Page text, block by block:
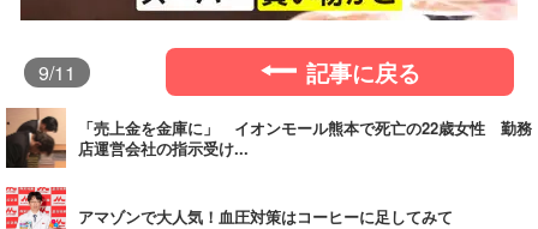
9/11 記事に戻る
「売上金を金庫に」 イオンモール熊本で死亡の22歳女性 勤務
店運営会社の指示受け...
アマゾンで大人気！血圧対策はコーヒーに足してみて